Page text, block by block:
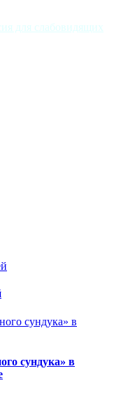
для слабовидящих
сундука» в